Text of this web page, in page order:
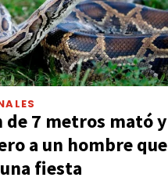
de 7 metros mató y
a un hombre que
fiesta